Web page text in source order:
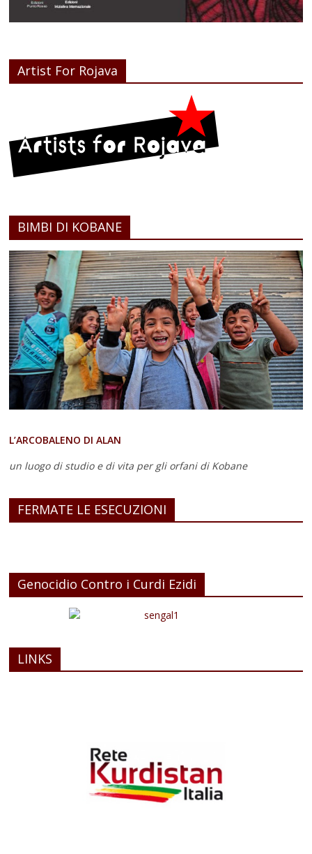
Artist For Rojava
BIMBI DI KOBANE
L’ARCOBALENO DI ALAN
un luogo di studio e di vita per gli orfani di Kobane
FERMATE LE ESECUZIONI
Genocidio Contro i Curdi Ezidi
LINKS